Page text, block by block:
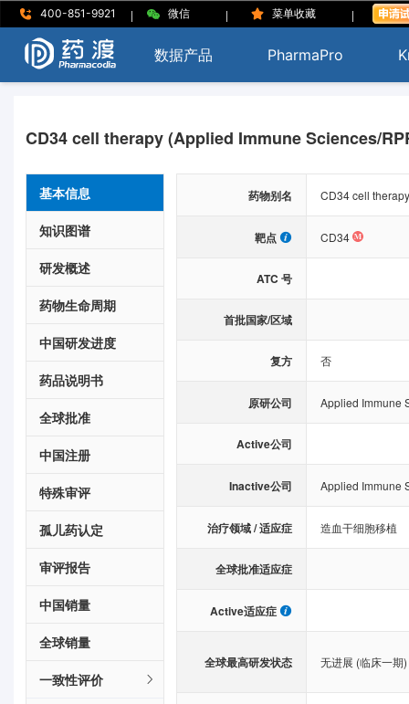
400-851-9921 | 微信 | 菜单收藏 |
数据产品 PharmaPro
CD34 cell therapy (Applied Immune Sciences/
基本信息
知识图谱
研发概述
药物生命周期
中国研发进度
药品说明书
全球批准
中国注册
特殊审评
孤儿药认定
审评报告
中国销量
全球销量
一致性评价
药物别名 CD34 cell therapy
靶点 CD34
ATC 号
首批国家/区域
复方 否
原研公司 Applied Immune
Active公司
Inactive公司 Applied Immune
治疗领域 / 适应症 造血干细胞移植
全球批准适应症
Active适应症
全球最高研发状态 无进展 (临床一期)